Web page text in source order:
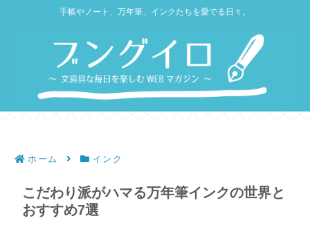
手帳やノート、万年筆、インクたちを愛でる日々。
ホーム インク
こだわり派がハマる万年筆インクの世界と
おすすめ7選